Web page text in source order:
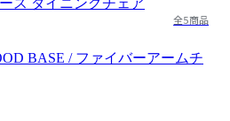
全5商品
BASE / ファイバーアームチ